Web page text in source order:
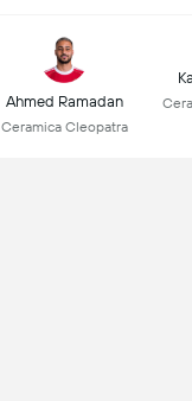
Ahmed Ramadan
Ceramica Cleopatra